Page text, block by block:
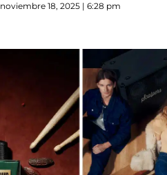
noviembre 18, 2025 | 6:28 pm